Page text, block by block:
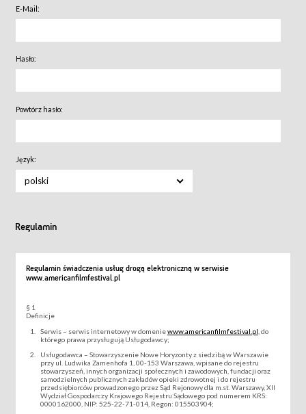
E-Mail:
Hasło:
Powtórz hasło:
Język:
polski
Regulamin
Regulamin świadczenia usług drogą elektroniczną w serwisie
www.americanfilmfestival.pl
§ 1
Definicje
Serwis – serwis internetowy w domeniewww.americanfilmfestival.pl , do
którego prawa przysługują Usługodawcy;
Usługodawca – Stowarzyszenie Nowe Horyzonty z siedzibą w Warszawie
przy ul. Ludwika Zamenhofa 1, 00-153 Warszawa, wpisane do rejestru
stowarzyszeń, innych organizacji społecznych i zawodowych, fundacji oraz
samodzielnych publicznych zakładów opieki zdrowotnej i do rejestru
przedsiębiorców prowadzonego przez Sąd Rejonowy dla m.st. Warszawy, XII
Wydział Gospodarczy Krajowego Rejestru Sądowego pod numerem KRS:
0000162000, NIP: 525-22-71-014, Regon: 015503904;